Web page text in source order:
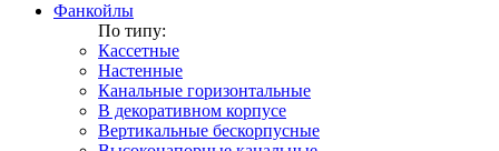
Фанкойлы
По типу:
Кассетные
Настенные
Канальные горизонтальные
В декоративном корпусе
Вертикальные бескорпусные